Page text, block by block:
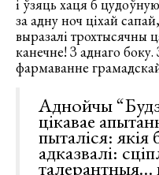
і ўзяць хаця б
за адну ноч ціхай
выразалі трохтысячны
канечне! З аднаго
фармаванне
Аднойчы
цікавае
пыталіся: якія
адказвалі:
талерантныя…